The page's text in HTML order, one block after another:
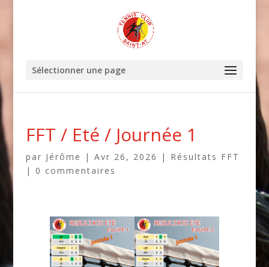
Sélectionner une page
FFT / Eté / Journée 1
par Jérôme | Avr 26, 2026 | Résultats FFT
| 0 commentaires